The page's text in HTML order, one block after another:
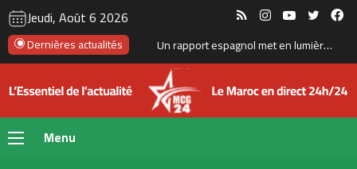
Jeudi, Août 6 2026 RSS InstagramYouTube
Dernières actualités Un rapport espagnol met en lumière les capacités des satellites marocains près du détroit de Gibraltar
Menu